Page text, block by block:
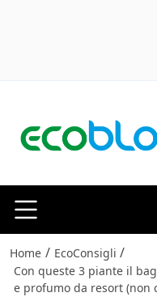
Home / EcoConsigli /
Con queste 3 piante il
e profumo da resort (non